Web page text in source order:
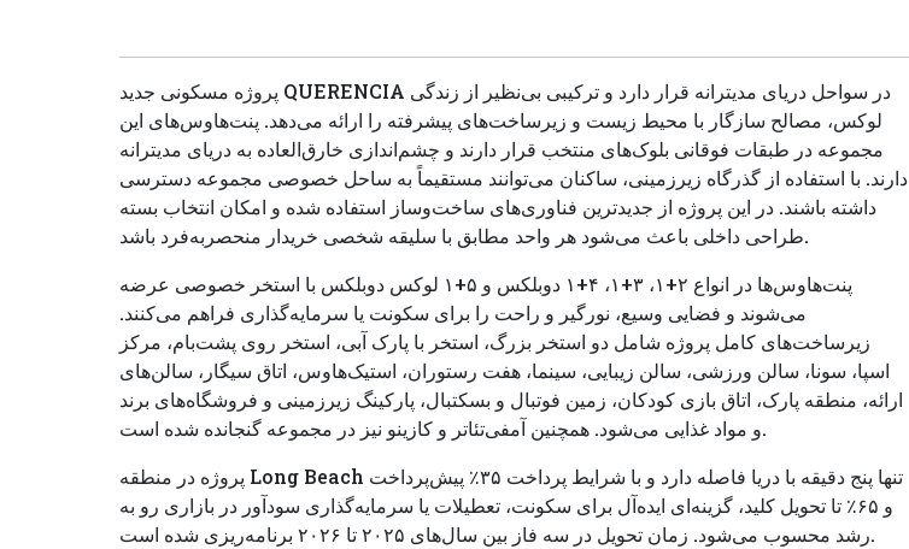
پروژه مسکونی جدید QUERENCIA در سواحل دریای مدیترانه قرار دارد و ترکیبی بی‌نظیر از زندگی
لوکس، مصالح سازگار با محیط زیست و زیرساخت‌های پیشرفته را ارائه می‌دهد. پنت‌هاوس‌های این
مجموعه در طبقات فوقانی بلوک‌های منتخب قرار دارند و چشم‌اندازی خارق‌العاده به دریای مدیترانه
دارند. با استفاده از گذرگاه زیرزمینی، ساکنان می‌توانند مستقیماً به ساحل خصوصی مجموعه دسترسی
داشته باشند. در این پروژه از جدیدترین فناوری‌های ساخت‌وساز استفاده شده و امکان انتخاب بسته
طراحی داخلی باعث می‌شود هر واحد مطابق با سلیقه شخصی خریدار منحصر‌به‌فرد باشد.
پنت‌هاوس‌ها در انواع ۲+۱، ۳+۱، ۴+۱ دوبلکس و ۵+۱ لوکس دوبلکس با استخر خصوصی عرضه
می‌شوند و فضایی وسیع، نورگیر و راحت را برای سکونت یا سرمایه‌گذاری فراهم می‌کنند.
زیرساخت‌های کامل پروژه شامل دو استخر بزرگ، استخر با پارک آبی، استخر روی پشت‌بام، مرکز
اسپا، سونا، سالن ورزشی، سالن زیبایی، سینما، هفت رستوران، استیک‌هاوس، اتاق سیگار، سالن‌های
ارائه، منطقه پارک، اتاق بازی کودکان، زمین فوتبال و بسکتبال، پارکینگ زیرزمینی و فروشگاه‌های برند
و مواد غذایی می‌شود. همچنین آمفی‌تئاتر و کازینو نیز در مجموعه گنجانده شده است.
پروژه در منطقه Long Beach تنها پنج دقیقه با دریا فاصله دارد و با شرایط پرداخت ۳۵٪ پیش‌پرداخت
و ۶۵٪ تا تحویل کلید، گزینه‌ای ایده‌آل برای سکونت، تعطیلات یا سرمایه‌گذاری سودآور در بازاری رو به
رشد محسوب می‌شود. زمان تحویل در سه فاز بین سال‌های ۲۰۲۵ تا ۲۰۲۶ برنامه‌ریزی شده است.